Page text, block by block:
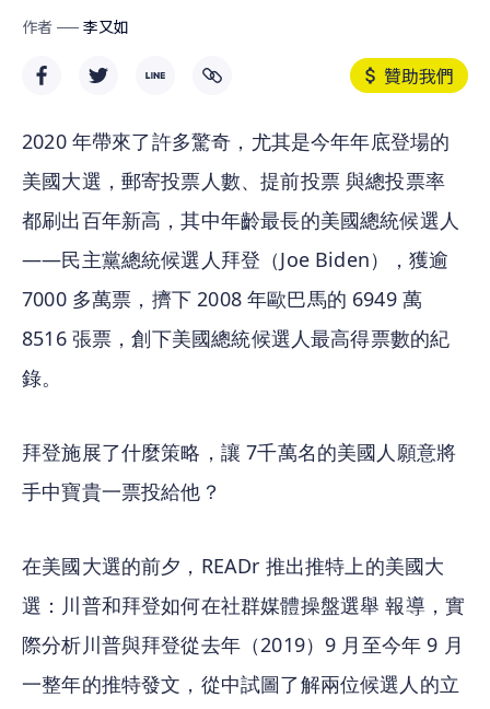
作者
李又如
贊助我們
2020 年帶來了許多驚奇，尤其是今年年底登場的
美國大選，郵寄投票人數、提前投票 與總投票率
都刷出百年新高，其中年齡最長的美國總統候選人
——民主黨總統候選人拜登（Joe Biden），獲逾
7000 多萬票，擠下 2008 年歐巴馬的 6949 萬
8516 張票，創下美國總統候選人最高得票數的紀
錄。
拜登施展了什麼策略，讓 7千萬名的美國人願意將
手中寶貴一票投給他？
在美國大選的前夕，READr 推出推特上的美國大
選：川普和拜登如何在社群媒體操盤選舉 報導，實
際分析川普與拜登從去年（2019）9 月至今年 9 月
一整年的推特發文，從中試圖了解兩位候選人的立